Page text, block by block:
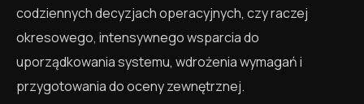
codziennych decyzjach operacyjnych, czy raczej
okresowego, intensywnego wsparcia do
uporządkowania systemu, wdrożenia wymagań i
przygotowania do oceny zewnętrznej.